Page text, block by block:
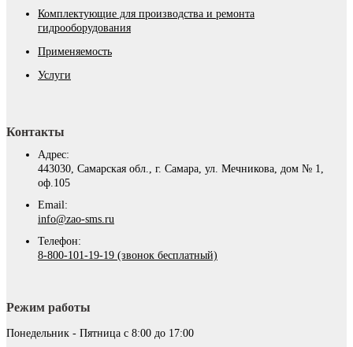
Комплектующие для производства и ремонта
гидрооборудования
Применяемость
Услуги
Контакты
Адрес:
443030, Самарская обл., г. Самара, ул. Мечникова, дом № 1,
оф.105
Email:
info@zao-sms.ru
Телефон:
8-800-101-19-19 (звонок бесплатный)
Режим работы
Понедельник - Пятница с 8:00 до 17:00